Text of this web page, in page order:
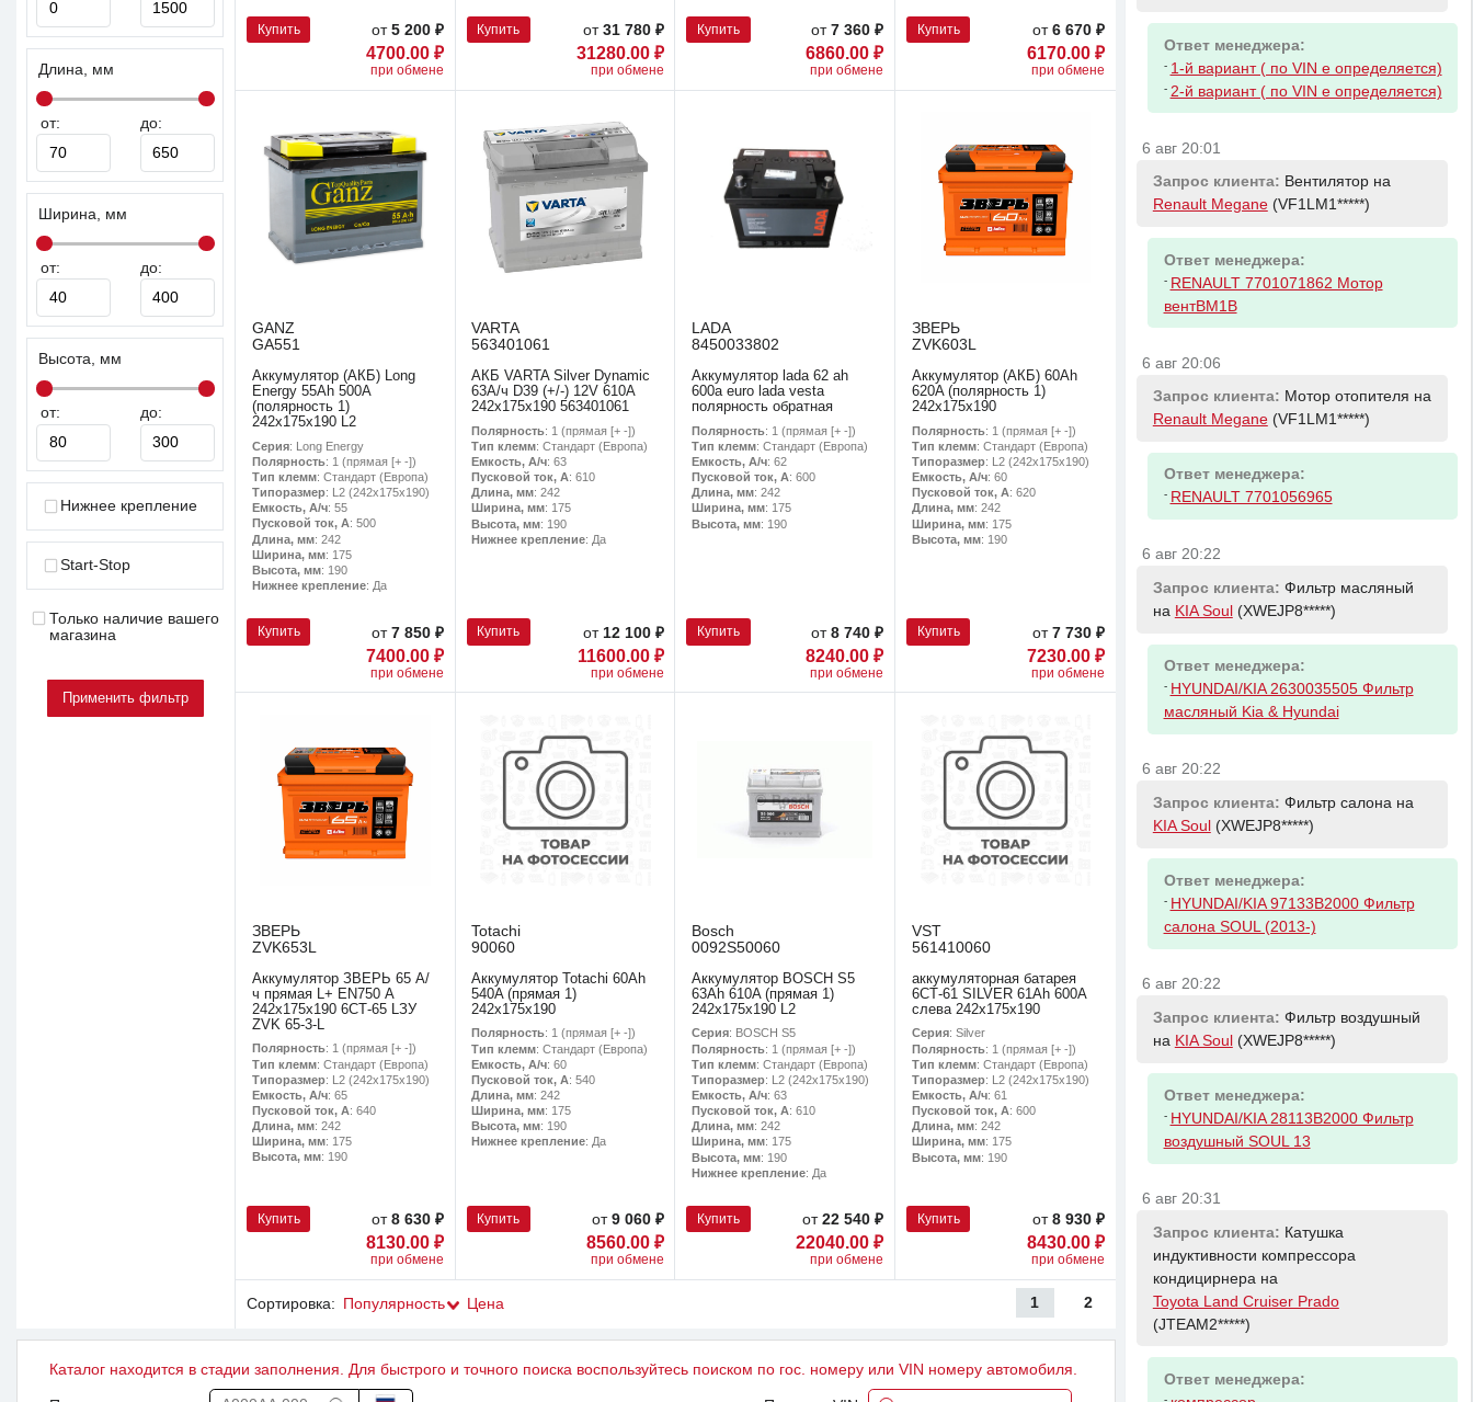
Длина, мм
от: до:
Ширина, мм
от: до:
Высота, мм
от: до:
Нижнее крепление
Start-Stop
Только наличие вашего
магазина
Купить от5 200 ₽
4700.00 ₽
при обмене
Купить от 31 780 ₽
31280.00 ₽
при обмене
Купить от7 360 ₽
6860.00 ₽
при обмене
Купить от 6 670 ₽
6170.00 ₽
при обмене
GANZ
GA551
Аккумулятор (АКБ) Long
Energy 55Ah 500A
(полярность 1)
242x175x190 L2
Серия: Long Energy
Полярность: 1 (прямая [+ -])
Тип клемм: Стандарт (Европа)
Типоразмер: L2 (242х175х190)
Емкость, А/ч: 55
Пусковой ток, А: 500
Длина, мм: 242
Ширина, мм: 175
Высота, мм: 190
Нижнее крепление: Да
Купить от7 850 ₽
7400.00 ₽
при обмене
VARTA
563401061
АКБ VARTA Silver Dynamic
63А/ч D39 (+/-) 12V 610А
242x175x190 563401061
Полярность: 1 (прямая [+ -])
Тип клемм: Стандарт (Европа)
Емкость, А/ч: 63
Пусковой ток, А: 610
Длина, мм: 242
Ширина, мм: 175
Высота, мм: 190
Нижнее крепление: Да
Купить от 12 100 ₽
11600.00 ₽
при обмене
LADA
8450033802
Аккумулятор lada 62 ah
600a euro lada vesta
полярность обратная
Полярность: 1 (прямая [+ -])
Тип клемм: Стандарт (Европа)
Емкость, А/ч: 62
Пусковой ток, А: 600
Длина, мм: 242
Ширина, мм: 175
Высота, мм: 190
Купить от8 740 ₽
8240.00 ₽
при обмене
ЗВЕРЬ
ZVK603L
Аккумулятор (АКБ) 60Ah
620A (полярность 1)
242x175x190
Полярность: 1 (прямая [+ -])
Тип клемм: Стандарт (Европа)
Типоразмер: L2 (242х175х190)
Емкость, А/ч: 60
Пусковой ток, А: 620
Длина, мм: 242
Ширина, мм: 175
Высота, мм: 190
Купить от 7 730 ₽
7230.00 ₽
при обмене
ЗВЕРЬ
ZVK653L
Аккумулятор ЗВЕРЬ 65 А/
ч прямая L+ EN750 А
242x175x190 6СТ-65 LЗУ
ZVK 65-3-L
Полярность: 1 (прямая [+ -])
Тип клемм: Стандарт (Европа)
Типоразмер: L2 (242х175х190)
Емкость, А/ч: 65
Пусковой ток, А: 640
Длина, мм: 242
Ширина, мм: 175
Высота, мм: 190
Купить от8 630 ₽
8130.00 ₽
при обмене
Totachi
90060
Аккумулятор Totachi 60Ah
540A (прямая 1)
242x175x190
Полярность: 1 (прямая [+ -])
Тип клемм: Стандарт (Европа)
Емкость, А/ч: 60
Пусковой ток, А: 540
Длина, мм: 242
Ширина, мм: 175
Высота, мм: 190
Нижнее крепление: Да
Купить от 9 060 ₽
8560.00 ₽
при обмене
Bosch
0092S50060
Аккумулятор BOSCH S5
63Ah 610A (прямая 1)
242x175x190 L2
Серия: BOSCH S5
Полярность: 1 (прямая [+ -])
Тип клемм: Стандарт (Европа)
Типоразмер: L2 (242х175х190)
Емкость, А/ч: 63
Пусковой ток, А: 610
Длина, мм: 242
Ширина, мм: 175
Высота, мм: 190
Нижнее крепление: Да
Купить от22 540 ₽
22040.00 ₽
при обмене
VST
561410060
аккумуляторная батарея
6СТ-61 SILVER 61Ah 600A
слева 242x175x190
Серия: Silver
Полярность: 1 (прямая [+ -])
Тип клемм: Стандарт (Европа)
Типоразмер: L2 (242х175х190)
Емкость, А/ч: 61
Пусковой ток, А: 600
Длина, мм: 242
Ширина, мм: 175
Высота, мм: 190
Купить от 8 930 ₽
8430.00 ₽
при обмене
Сортировка: Популярность Цена 1 2
Каталог находится в стадии заполнения. Для быстрого и точного поиска воспользуйтесь поиском по гос. номеру или VIN номеру автомобиля.
Ответ менеджера:
- 1-й вариант ( по VIN е определяется)
- 2-й вариант ( по VIN е определяется)
6 авг 20:01
Запрос клиента: Вентилятор на
Renault Megane(VF1LM1*****)
Ответ менеджера:
- RENAULT 7701071862 Мотор
вентBM1B
6 авг 20:06
Запрос клиента: Мотор отопителя на
Renault Megane(VF1LM1*****)
Ответ менеджера:
- RENAULT 7701056965
6 авг 20:22
Запрос клиента: Фильтр масляный
на KIA Soul (XWEJP8*****)
Ответ менеджера:
- HYUNDAI/KIA 2630035505 Фильтр
масляный Kia & Hyundai
6 авг 20:22
Запрос клиента: Фильтр салона на
KIA Soul (XWEJP8*****)
Ответ менеджера:
- HYUNDAI/KIA 97133B2000 Фильтр
салона SOUL (2013-)
6 авг 20:22
Запрос клиента: Фильтр воздушный
на KIA Soul (XWEJP8*****)
Ответ менеджера:
- HYUNDAI/KIA 28113B2000 Фильтр
воздушный SOUL 13
6 авг 20:31
Запрос клиента: Катушка
индуктивности компрессора
кондицирнера на
Toyota Land Cruiser Prado
(JTEAM2*****)
Ответ менеджера:
-